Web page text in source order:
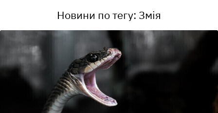
Новини по тегу: Змія